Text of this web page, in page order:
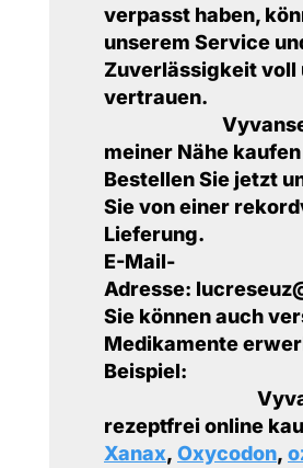
verpasst haben,
unserem Service
Zuverlässigkeit voll
vertrauen.
Vyvanse
meiner Nähe kaufen
Bestellen Sie jetzt
Sie von einer
Lieferung.
E-Mail-
Adresse:
Sie können auch
Medikamente
Beispiel:
rezeptfrei online
Xanax, Oxycodon,